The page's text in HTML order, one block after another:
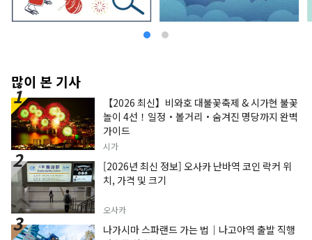
많이 본 기사
【2026 최신】비와호 대불꽃축제 & 시가현 불꽃
놀이 4선！일정・볼거리・숨겨진 명당까지 완벽
가이드
시가
[2026년 최신 정보] 오사카 난바역 코인 락커 위
치, 가격 및 크기
오사카
나가시마 스파랜드 가는 법｜나고야역 출발 직행